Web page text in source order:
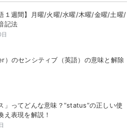
１週間】月曜/火曜/水曜/木曜/金曜/土曜/
記法
）のセンシティブ（英語）の意味と解除
」ってどんな意味？”status”の正しい使
え表現を解説！